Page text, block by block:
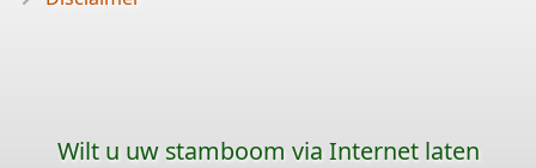
Wilt u uw stamboom via Internet laten